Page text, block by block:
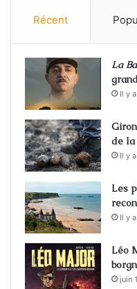
Récent
La
Il y
de la
Il y
Les
Il y
Léo
juin